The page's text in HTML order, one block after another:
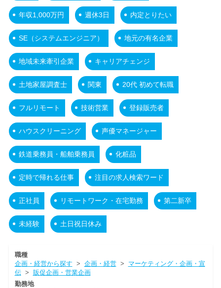
年収1,000万円 週休3日 内定とりたい
SE（システムエンジニア） 地元の有名企業
地域未来牽引企業 キャリアチェンジ
土地家屋調査士 関東 20代 初めて転職
フルリモート 技術営業 登録販売者
ハウスクリーニング 声優マネージャー
鉄道乗務員・船舶乗務員 化粧品
定時で帰れる仕事 注目の求人検索ワード
正社員 リモートワーク・在宅勤務 第二新卒
未経験 土日祝日休み
職種
企画・経営から探す > 企画・経営> マーケティング・企画・宣
伝> 販促企画・営業企画
勤務地